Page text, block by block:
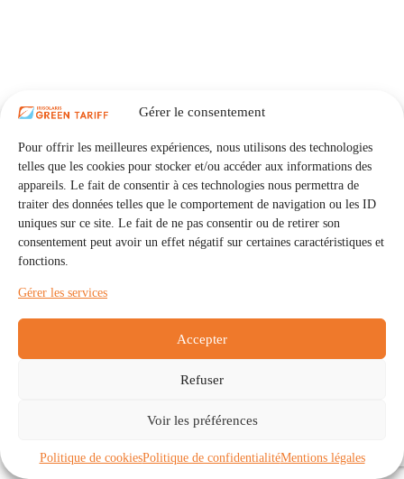
Gérer le consentement
Pour offrir les meilleures expériences, nous utilisons des technologies
telles que les cookies pour stocker et/ou accéder aux informations des
appareils. Le fait de consentir à ces technologies nous permettra de
traiter des données telles que le comportement de navigation ou les ID
uniques sur ce site. Le fait de ne pas consentir ou de retirer son
consentement peut avoir un effet négatif sur certaines caractéristiques et
fonctions.
Gérer les services
Accepter
Refuser
Voir les préférences
Politique de cookiesPolitique de confidentialitéMentions légales
Communautés
À propos
Politique de cookies (UE)